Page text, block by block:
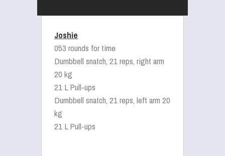
Joshie
053 rounds for time
Dumbbell snatch, 21 reps, right arm
20 kg
21 L Pull-ups
Dumbbell snatch, 21 reps, left arm 20
kg
21 L Pull-ups